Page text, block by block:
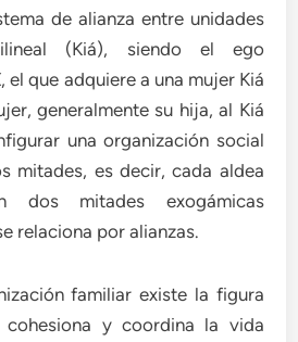
de alianza entre unidades
(Kiá), siendo el ego
el que adquiere a una mujer Kiá
generalmente su hija, al Kiá
una organización social
mitades, es decir, cada aldea
dos mitades exogámicas
relaciona por alianzas.
familiar existe la figura
cohesiona y coordina la vida